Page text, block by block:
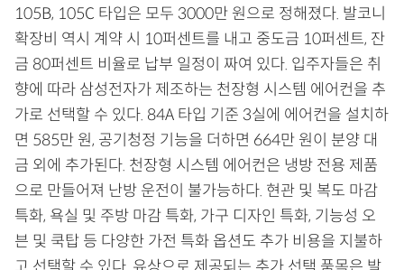
105B, 105C 타입은 모두 3000만 원으로 정해졌다. 발코니
확장비 역시 계약 시 10퍼센트를 내고 중도금 10퍼센트, 잔
금 80퍼센트 비율로 납부 일정이 짜여 있다. 입주자들은 취
향에 따라 삼성전자가 제조하는 천장형 시스템 에어컨을 추
가로 선택할 수 있다. 84A 타입 기준 3실에 에어컨을 설치하
면 585만 원, 공기청정 기능을 더하면 664만 원이 분양 대
금 외에 추가된다. 천장형 시스템 에어컨은 냉방 전용 제품
으로 만들어져 난방 운전이 불가능하다. 현관 및 복도 마감
특화, 욕실 및 주방 마감 특화, 가구 디자인 특화, 기능성 오
븐 및 쿡탑 등 다양한 가전 특화 옵션도 추가 비용을 지불하